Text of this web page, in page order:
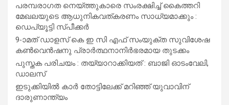
പരമ്പരാഗത നെയ്ത്തുകാരെ സംരക്ഷിച്ച് കൈത്തറി
മേഖലയുടെ ആധുനികവത്കരണം സാധ്യമാക്കും :
ഡെപ്യൂട്ടി സ്പീക്കർ
9-ാമത് ഡാളസ് കെ ഇ സി എഫ് സംയുക്ത സുവിശേഷ
കൺവെൻഷനു പ്രാർത്ഥനാനിർഭരമായ തുടക്കം
പുസ്തക പരിചയം : തയ്യാറാക്കിയത് : ബാജി ഓടംവേലി,
ഡാലസ്
ഇടുക്കിയിൽ കാർ തോട്ടിലേക്ക് മറിഞ്ഞ് യുവാവിന്
ദാരുണാന്ത്യം